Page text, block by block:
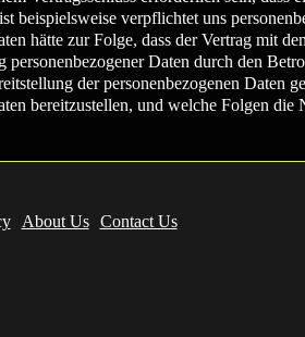
beispielsweise verpflichtet uns
hätte zur Folge, dass der Vertrag mit
personenbezogener Daten durch den
der personenbezogenen Daten
bereitzustellen, und welche Folgen
About Us Contact Us